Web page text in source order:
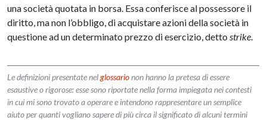
una società quotata in borsa. Essa conferisce al possessore il
diritto, ma non l’obbligo, di acquistare azioni della società in
questione ad un determinato prezzo di esercizio, dettostrike.
Le definizioni presentate nelglossarionon hanno la pretesa di essere
esaustive o rigorose: esse sono riportate nella forma impiegata nei contesti
in cui mi sono trovato a operare e intendono rappresentare un semplice
aiuto per quanti vogliano sapere di più circa il significato di alcuni termini